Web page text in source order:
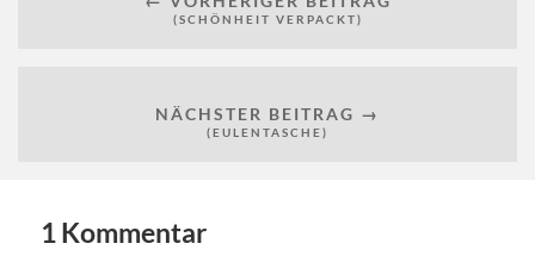
(SCHÖNHEIT VERPACKT)
NÄCHSTER BEITRAG →
(EULENTASCHE)
1 Kommentar